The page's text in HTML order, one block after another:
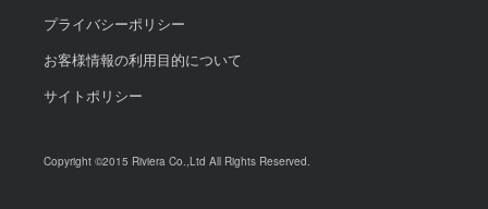
プライバシーポリシー
お客様情報の利用目的について
サイトポリシー
Copyright ©2015 Riviera Co.,Ltd All Rights Reserved.